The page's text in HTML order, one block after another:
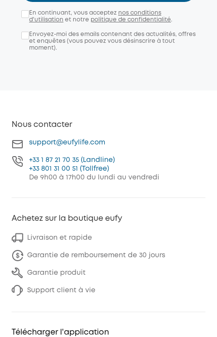
En continuant, vous acceptez nos conditions
d'utilisation et notre politique de confidentialité.
Envoyez-moi des emails contenant des actualités, offres
et enquêtes (vous pouvez vous désinscrire à tout
moment).
Nous contacter
support@eufylife.com
+33 1 87 21 70 35 (Landline)
+33 801 31 00 51 (Tollfree)
De 9h00 à 17h00 du lundi au vendredi
Achetez sur la boutique eufy
Livraison et rapide
Garantie de remboursement de 30 jours
Garantie produit
Support client à vie
Télécharger l'application